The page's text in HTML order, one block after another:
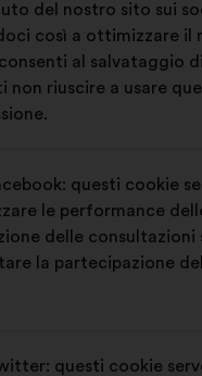
del nostro sito sui
così a ottimizzare il
al salvataggio
non riuscire a usare
questi cookie
le performance
delle consultazioni
la partecipazione
questi cookie